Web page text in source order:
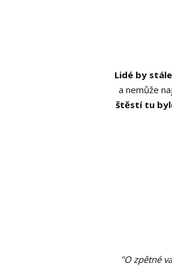
Lidé by
a nemůže
štěstí tu
"O zpětné